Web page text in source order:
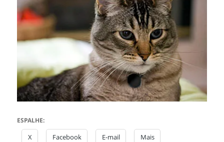
ESPALHE:
X Facebook E-mail Mais